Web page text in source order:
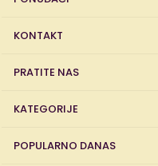
KONTAKT
PRATITE NAS
KATEGORIJE
POPULARNO DANAS